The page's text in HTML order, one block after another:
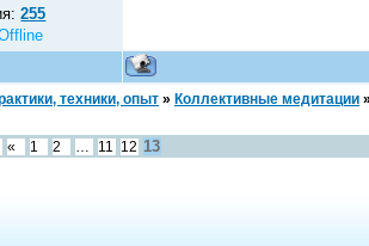
255
техники, опыт » Коллективные медитации
« 1 2 11 12 13